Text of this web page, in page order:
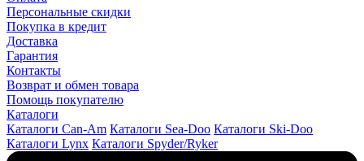
Персональные скидки
Покупка в кредит
Доставка
Гарантия
Контакты
Возврат и обмен товара
Помощь покупателю
Каталоги
Каталоги Can-Am Каталоги Sea-Doo Каталоги Ski-Doo
Каталоги Lynx Каталоги Spyder/Ryker